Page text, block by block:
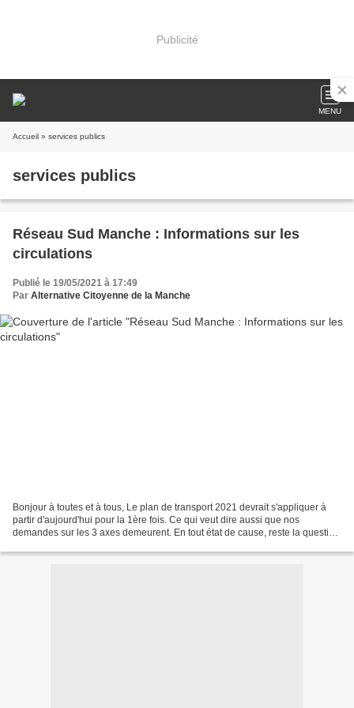
Publicité
MENU
Accueil » services publics
services publics
Réseau Sud Manche : Informations sur les
circulations
Publié le 19/05/2021 à 17:49
Par Alternative Citoyenne de la Manche
Bonjour à toutes et à tous, Le plan de transport 2021 devrait s'appliquer à
partir d'aujourd'hui pour la 1ère fois. Ce qui veut dire aussi que nos
demandes sur les 3 axes demeurent. En tout état de cause, reste la question